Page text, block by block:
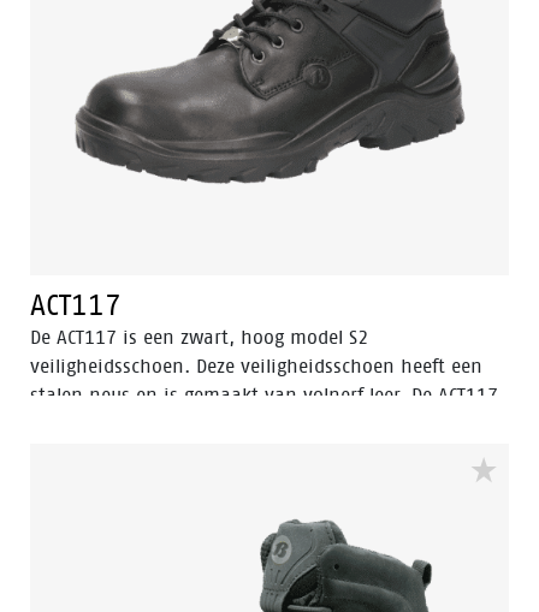
uitstekende grip en stabiliteit.
ACT117
De ACT117 is een zwart, hoog model S2
veiligheidsschoen. Deze veiligheidsschoen heeft een
stalen neus en is gemaakt van volnerf leer. De ACT117
Comfort®-voering. Odor Control houdt de voeten fris.